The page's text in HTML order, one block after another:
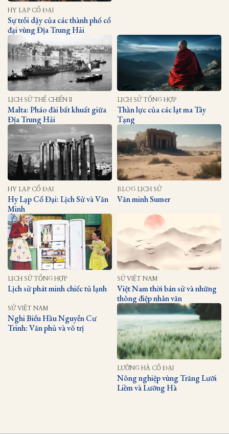
HY LẠP CỔ ĐẠI
Sự trỗi dậy của các thành phố cổ
đại vùng Địa Trung Hải
LỊCH SỬ THẾ CHIẾN II
Malta: Pháo đài bất khuất giữa
Địa Trung Hải
LỊCH SỬ TỔNG HỢP
Thần lực của các lạt ma Tây
Tạng
HY LẠP CỔ ĐẠI
Hy Lạp Cổ Đại: Lịch Sử và Văn
Minh
BLOG LỊCH SỬ
Văn minh Sumer
LỊCH SỬ TỔNG HỢP
Lịch sử phát minh chiếc tủ lạnh
SỬ VIỆT NAM
Việt Nam thời bán sử và những
thông điệp nhân văn
SỬ VIỆT NAM
Nghi Biểu Hầu Nguyễn Cư
Trinh: Văn phủ và võ trị
LƯỠNG HÀ CỔ ĐẠI
Nông nghiệp vùng Trăng Lưỡi
Liềm và Lưỡng Hà